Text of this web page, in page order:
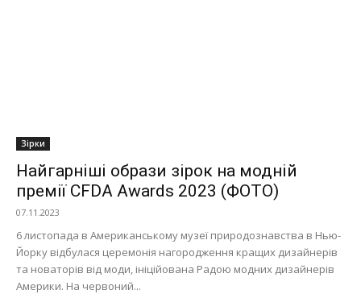
Зірки
Найгарніші образи зірок на модній
премії CFDA Awards 2023 (ФОТО)
07.11.2023
6 листопада в Американському музеї природознавства в Нью-
Йорку відбулася церемонія нагородження кращих дизайнерів
та новаторів від моди, ініційована Радою модних дизайнерів
Америки. На червоний...